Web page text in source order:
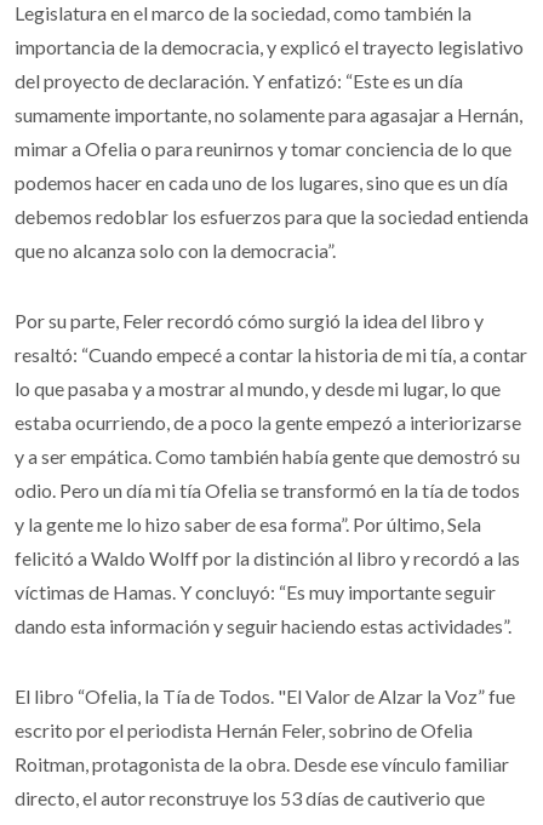
Legislatura en el marco de la sociedad, como también la
importancia de la democracia, y explicó el trayecto legislativo
del proyecto de declaración. Y enfatizó: “Este es un día
sumamente importante, no solamente para agasajar a Hernán,
mimar a Ofelia o para reunirnos y tomar conciencia de lo que
podemos hacer en cada uno de los lugares, sino que es un día
debemos redoblar los esfuerzos para que la sociedad entienda
que no alcanza solo con la democracia”.
Por su parte, Feler recordó cómo surgió la idea del libro y
resaltó: “Cuando empecé a contar la historia de mi tía, a contar
lo que pasaba y a mostrar al mundo, y desde mi lugar, lo que
estaba ocurriendo, de a poco la gente empezó a interiorizarse
y a ser empática. Como también había gente que demostró su
odio. Pero un día mi tía Ofelia se transformó en la tía de todos
y la gente me lo hizo saber de esa forma”. Por último, Sela
felicitó a Waldo Wolff por la distinción al libro y recordó a las
víctimas de Hamas. Y concluyó: “Es muy importante seguir
dando esta información y seguir haciendo estas actividades”.
El libro “Ofelia, la Tía de Todos. "El Valor de Alzar la Voz” fue
escrito por el periodista Hernán Feler, sobrino de Ofelia
Roitman, protagonista de la obra. Desde ese vínculo familiar
directo, el autor reconstruye los 53 días de cautiverio que